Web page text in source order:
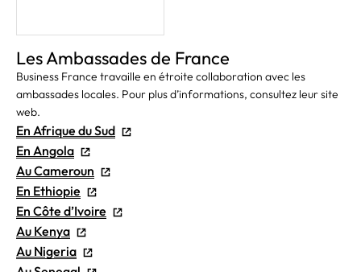
Les Ambassades de France
Business France travaille en étroite collaboration avec les
ambassades locales. Pour plus d’informations, consultez leur site
web.
En Afrique du Sud
En Angola
Au Cameroun
En Ethiopie
En Côte d’Ivoire
Au Kenya
Au Nigeria